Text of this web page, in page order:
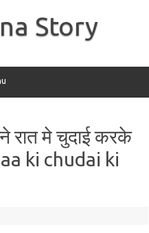
Story
रात मे चुदाई करके
ki chudai ki